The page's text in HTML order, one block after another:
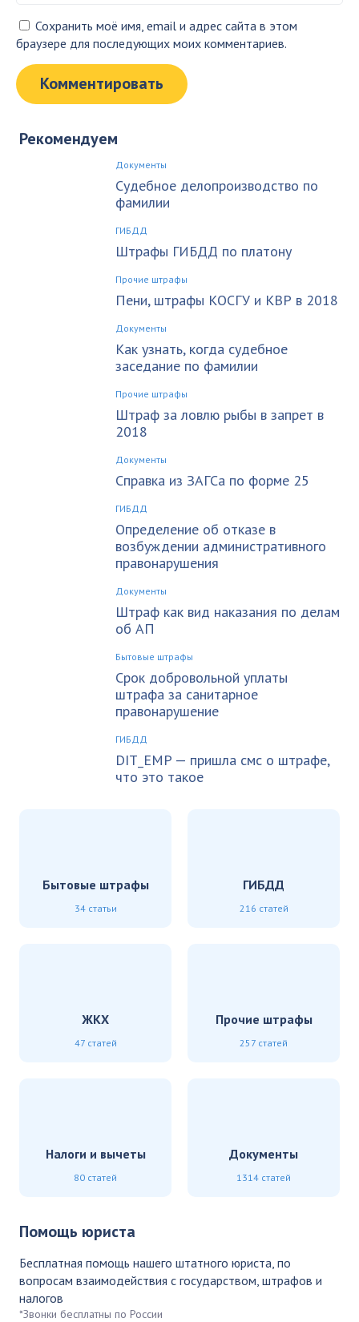
Сохранить моё имя, email и адрес сайта в этом
браузере для последующих моих комментариев.
Рекомендуем
Документы
Судебное делопроизводство по
фамилии
ГИБДД
Штрафы ГИБДД по платону
Прочие штрафы
Пени, штрафы КОСГУ и КВР в 2018
Документы
Как узнать, когда судебное
заседание по фамилии
Прочие штрафы
Штраф за ловлю рыбы в запрет в
2018
Документы
Справка из ЗАГСа по форме 25
ГИБДД
Определение об отказе в
возбуждении административного
правонарушения
Документы
Штраф как вид наказания по делам
об АП
Бытовые штрафы
Срок добровольной уплаты
штрафа за санитарное
правонарушение
ГИБДД
DIT_EMP — пришла смс о штрафе,
что это такое
Бытовые штрафы
34 статьи
ГИБДД
216 статей
ЖКХ
47 статей
Прочие штрафы
257 статей
Налоги и вычеты
80 статей
Документы
1314 статей
Помощь юриста
Бесплатная помощь нашего штатного юриста, по
вопросам взаимодействия с государством, штрафов и
налогов
*Звонки бесплатны по России